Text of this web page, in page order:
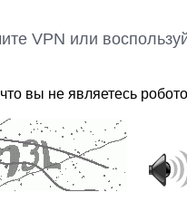
VPN или
вы не являетесь